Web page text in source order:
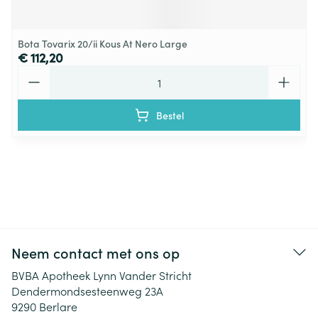
Bota Tovarix 20/ii Kous At Nero Large
€ 112,20
Bestel
Neem contact met ons op
BVBA Apotheek Lynn Vander Stricht
Dendermondsesteenweg 23A
9290 Berlare